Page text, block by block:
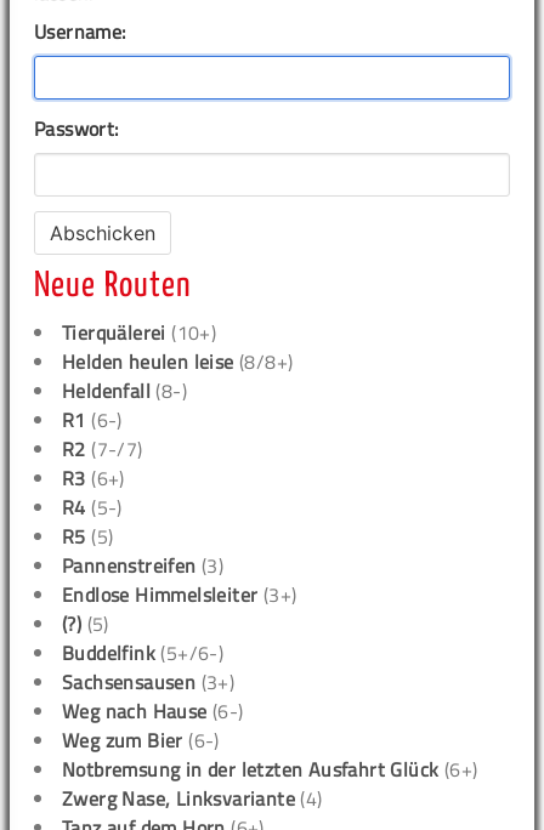
Username:
Passwort:
Neue Routen
Tierquälerei (10+)
Helden heulen leise (8/8+)
Heldenfall (8-)
R1 (6-)
R2 (7-/7)
R3 (6+)
R4 (5-)
R5 (5)
Pannenstreifen (3)
Endlose Himmelsleiter (3+)
(?) (5)
Buddelfink (5+/6-)
Sachsensausen (3+)
Weg nach Hause (6-)
Weg zum Bier (6-)
Notbremsung in der letzten Ausfahrt Glück (6+)
Zwerg Nase, Linksvariante (4)